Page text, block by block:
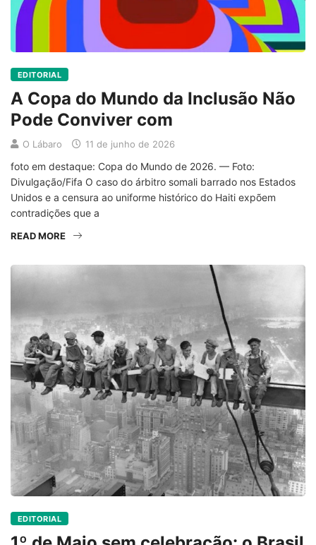
EDITORIAL
A Copa do Mundo da Inclusão Não
Pode Conviver com
O Lábaro 11 de junho de 2026
foto em destaque: Copa do Mundo de 2026. — Foto:
Divulgação/Fifa O caso do árbitro somali barrado nos Estados
Unidos e a censura ao uniforme histórico do Haiti expõem
contradições que a
READ MORE
EDITORIAL